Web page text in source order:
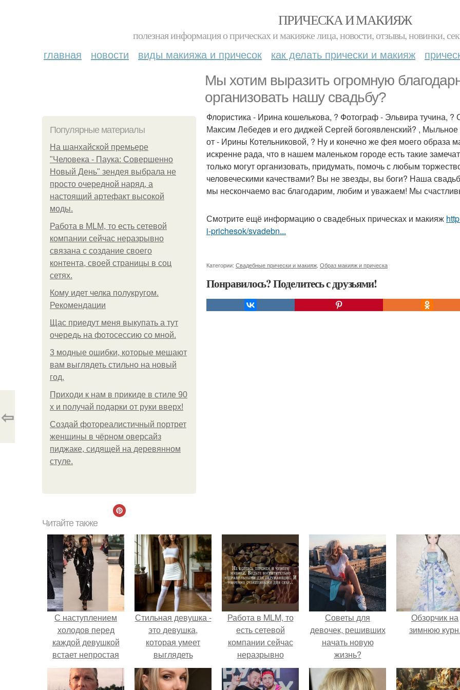
ПРИЧЕСКА И МАКИЯЖ
полезная информация о прическах и макияже лица, новости, отзывы, новинки,
главная новости виды макияжа и причесок как делать прически и макияж
Мы хотим выразить огромную
организовать нашу свадьбу?
Популярные материалы
На шанхайской премьере
"Человека - Паука: Совершенно
Новый День" зендея выбрала не
просто очередной наряд, а
настоящий артефакт высокой
моды.
Работа в MLM, то есть сетевой
компании сейчас неразрывно
связана с создание своего
контента, своей страницы в соц
сетях.
Кому идет челка полукругом.
Рекомендации
Щас приедут меня выкупать а тут
очередь на фотосессию со мной.
3 модные ошибки, которые мешают
вам выглядеть стильно на новый
год.
Приходи к нам в прикиде в стиле 90
х и получай подарки от руки вверх!
Создай фотореалистичный портрет
женщины в чёрном оверсайз
пиджаке, сидящей на деревянном
стуле.
Флористика - Ирина кошелькова, ? Фотограф - Эльвира тучина,
Максим Лебедев и его диджей Сергей богоявленский? ,
от - Ирины Котельниковой, ? Ну и конечно же фея моего образа
искренне рада, что в нашем маленьком городе есть такие
только могут организовать, придумать, помочь с любым
человеческими качествами? Вы не звезды, вы боги? Наша
мы нескончаемо вас благодарим, любим и уважаем! Мы
Смотрите ещё информацию о свадебных прическах и макияж
i-prichesok/svadebn...
Категории: Свадебные прически и макияж Образ макияж и прическа
Понравилось? Поделитесь с друзьями!
⇦
Читайте также
С наступлением
холодов перед
каждой девушкой
встает непростая
задача: как
перестроить свой
Стильная девушка -
это девушка,
которая умеет
выглядеть
привлекательно и
элегантно в любои
Работа в MLM, то
есть сетевой
компании сейчас
неразрывно
связана с создание
своего контента,
Советы для
девочек, решивших
начать новую
жизнь?
Обзорчик на
зимнюю